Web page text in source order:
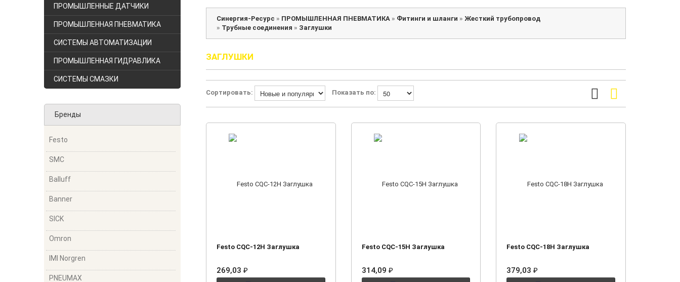
ПРОМЫШЛЕННЫЕ ДАТЧИКИ
ПРОМЫШЛЕННАЯ ПНЕВМАТИКА
СИСТЕМЫ АВТОМАТИЗАЦИИ
ПРОМЫШЛЕННАЯ ГИДРАВЛИКА
СИСТЕМЫ СМАЗКИ
Бренды
Festo
SMC
Balluff
Banner
SICK
Omron
IMI Norgren
PNEUMAX
Синергия-Ресурс » ПРОМЫШЛЕННАЯ ПНЕВМАТИКА » Фитинги и шланги » Жесткий трубопровод
» Трубные соединения » Заглушки
ЗАГЛУШКИ
Сортировать: Показать по:
Festo CQC-12H Заглушка
269,03 ₽
Festo CQC-15H Заглушка
314,09 ₽
Festo CQC-18H Заглушка
379,03₽